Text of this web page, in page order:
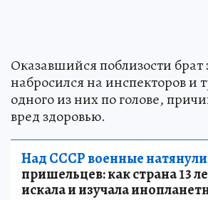
Оказавшийся поблизости
набросился на инспекторов и
одного из них по голове,
вред здоровью.
Над СССР военные натянули
пришельцев: как страна 13
искала и изучала